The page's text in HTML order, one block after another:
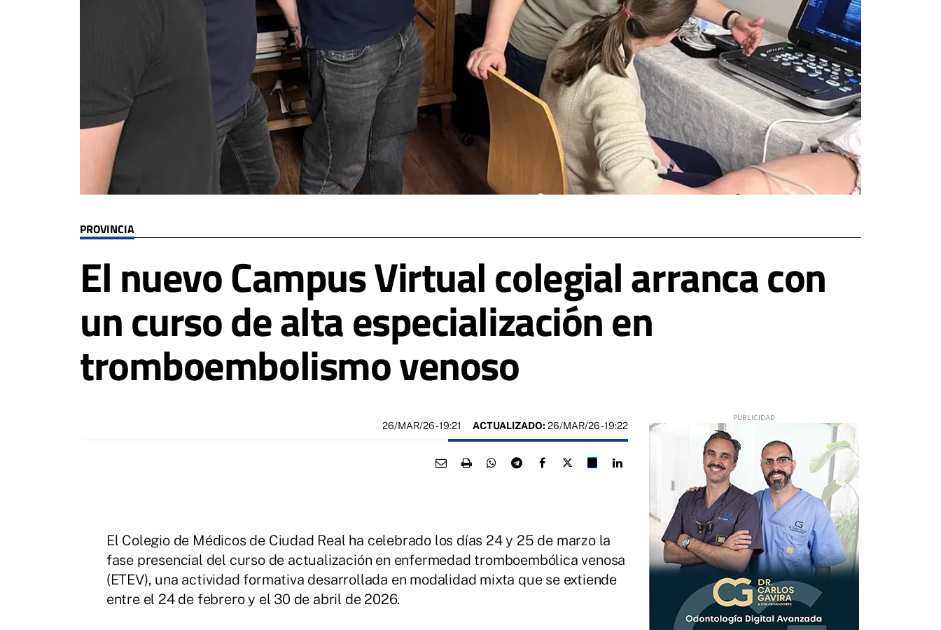
PROVINCIA
El nuevo Campus Virtual colegial arranca con
un curso de alta especialización en
tromboembolismo venoso
26/MAR/26- 19:21 ACTUALIZADO: 26/MAR/26 - 19:22
El Colegio de Médicos de Ciudad Real ha celebrado los días 24 y 25 de marzo la
fase presencial del curso de actualización en enfermedad tromboembólica venosa
(ETEV), una actividad formativa desarrollada en modalidad mixta que se extiende
entre el 24 de febrero y el 30 de abril de 2026.